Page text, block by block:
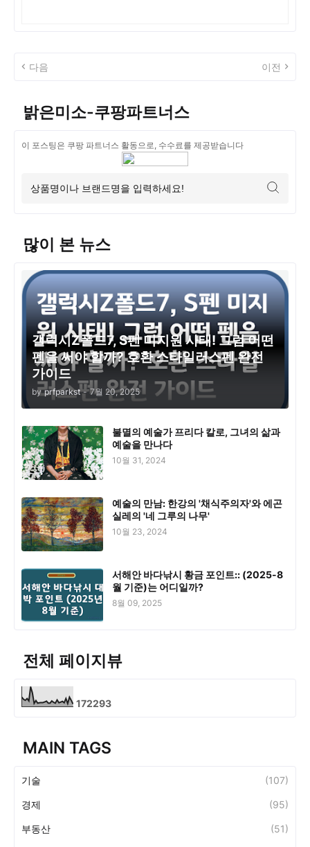
다음 이전
밝은미소-쿠팡파트너스
이 포스팅은 쿠팡 파트너스 활동으로, 수수료를 제공받습니다
많이 본 뉴스
갤럭시Z폴드7, S펜 미지원 사태! 그럼 어떤
펜을 써야 할까? 호환 스타일러스펜 완전
가이드
by prfparkst - 7월 20, 2025
불멸의 예술가 프리다 칼로, 그녀의 삶과
예술을 만나다
10월 31, 2024
예술의 만남: 한강의 '채식주의자'와 에곤
실레의 '네 그루의 나무'
10월 23, 2024
서해안 바다낚시 황금 포인트:: (2025-8
월 기준)는 어디일까?
8월 09, 2025
전체 페이지뷰
172293
MAIN TAGS
기술 (107)
경제 (95)
부동산 (51)